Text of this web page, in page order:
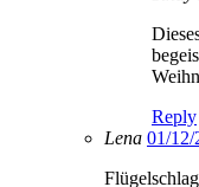
Reply
Lena 01/12/
Flügelschlag